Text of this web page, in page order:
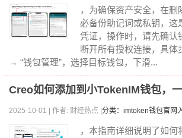
，为确保资产安全，在删
必备份助记词或私钥，这
凭证，操作时，请先确认
断开所有授权连接，具体
→ “钱包管理”，选择目标钱包，下滑...
Creo如何添加到小TokenIM钱包，
2025-10-01 | 作者: 财经热点 | 分类：imtoken钱包官网
，本指南详细说明了如何